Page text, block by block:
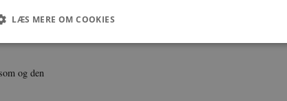
og den
LÆS MERE OM COOKIES
Marketing
ved at aktivere nogle grundlæggende funktioner som navigation mm.